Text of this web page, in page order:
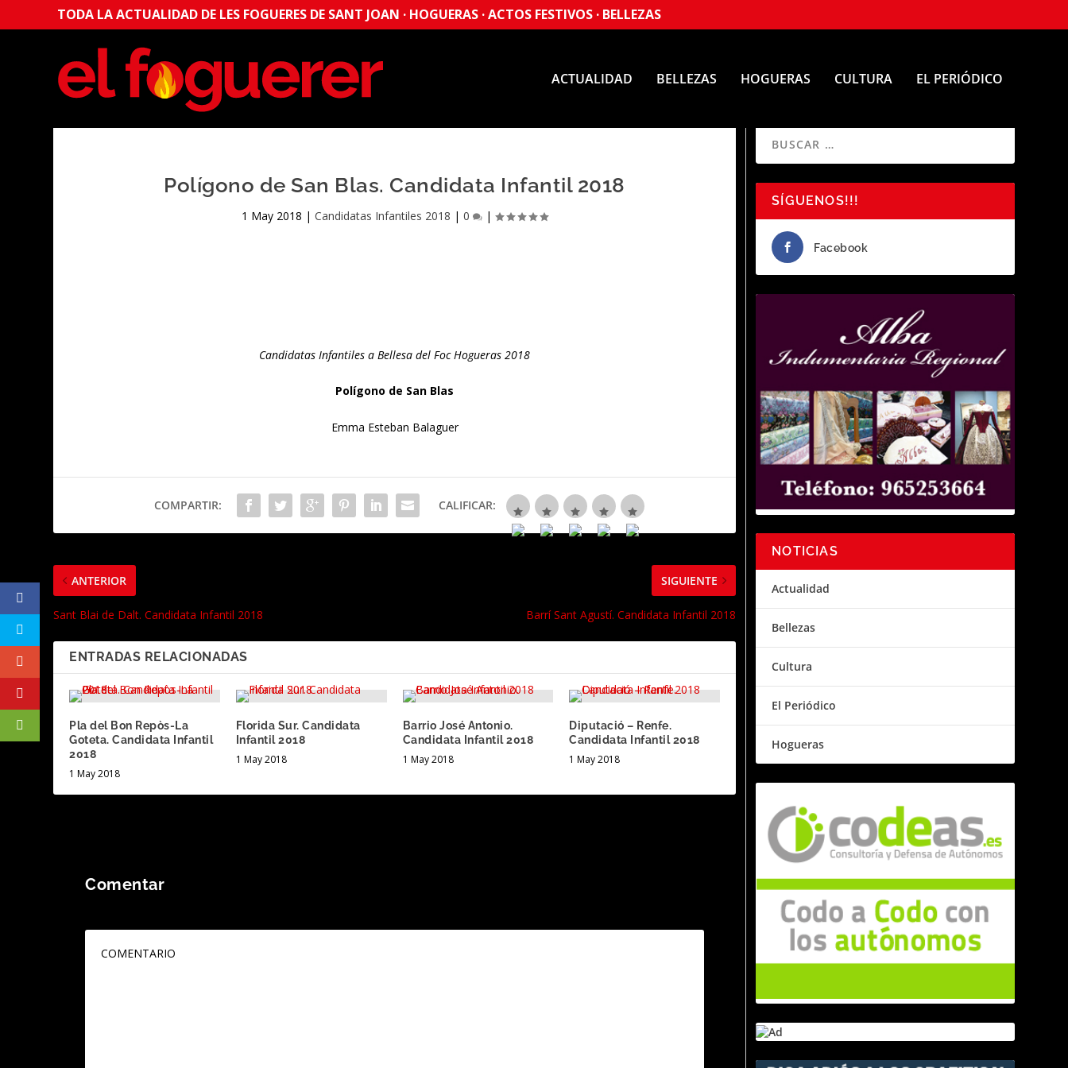
TODA LA ACTUALIDAD DE LES FOGUERES DE SANT JOAN · HOGUERAS · ACTOS FESTIVOS · BELLEZAS
ACTUALIDAD BELLEZAS HOGUERAS CULTURA EL PERIÓDICO
Polígono de San Blas. Candidata Infantil 2018
1 May 2018 |Candidatas Infantiles 2018 |0 |
Candidatas Infantiles a Bellesa del Foc Hogueras 2018
Polígono de San Blas
Emma Esteban Balaguer
COMPARTIR: CALIFICAR:
ANTERIOR
Sant Blai de Dalt. Candidata Infantil 2018
SIGUIENTE
Barrí Sant Agustí. Candidata Infantil 2018
ENTRADAS RELACIONADAS
Pla del Bon Repòs-La
Goteta. Candidata Infantil
2018
1 May 2018
Florida Sur. Candidata
Infantil 2018
1 May 2018
Barrio José Antonio.
Candidata Infantil 2018
1 May 2018
Diputació – Renfe.
Candidata Infantil 2018
1 May 2018
Comentar
SÍGUENOS!!!
Facebook
NOTICIAS
Actualidad
Bellezas
Cultura
El Periódico
Hogueras